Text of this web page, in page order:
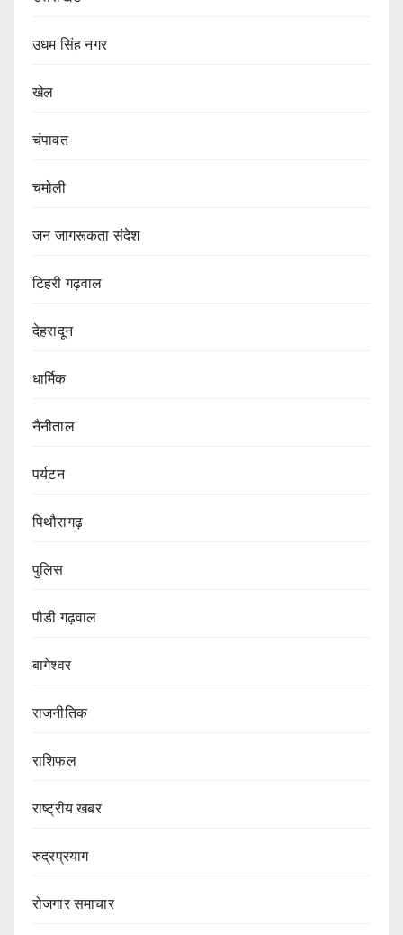
उधम सिंह नगर
खेल
चंपावत
चमोली
जन जागरूकता संदेश
टिहरी गढ़वाल
देहरादून
धार्मिक
नैनीताल
पर्यटन
पिथौरागढ़
पुलिस
पौडी गढ़वाल
बागेश्वर
राजनीतिक
राशिफल
राष्ट्रीय खबर
रुद्रप्रयाग
रोजगार समाचार